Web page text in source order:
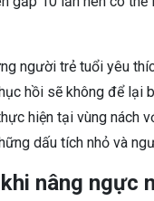
người trẻ tuổi yêu
hồi sẽ không để lại
hiện tại vùng nách
dấu tích nhỏ và
nâng ngực